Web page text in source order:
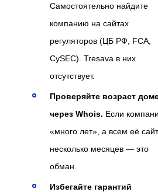
Самостоятельно найдите
компанию на сайтах
регуляторов (ЦБ РФ, FCA,
CySEC). Tresava в них
отсутствует.
Проверяйте возраст
через Whois. Если
«много лет», а всем её
несколько месяцев — это
обман.
Избегайте гарантий